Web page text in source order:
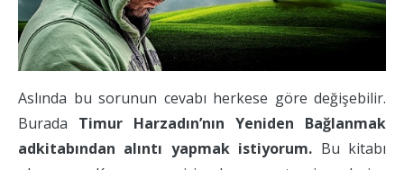
Aslında bu sorunun cevabı herkese göre değişebilir.
Burada Timur Harzadın’nın Yeniden Bağlanmak
adkitabından alıntı yapmak istiyorum. Bu kitabı